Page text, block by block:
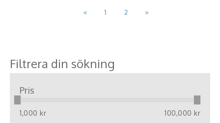
« 1 2 »
Filtrera din sökning
Pris
1,000 kr 100,000 kr